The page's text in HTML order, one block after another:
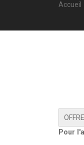
Accueil
Pour